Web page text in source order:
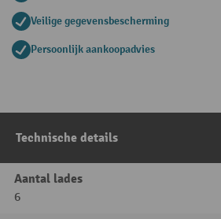
Veilige gegevensbescherming
Persoonlijk aankoopadvies
Technische details
Aantal lades
6